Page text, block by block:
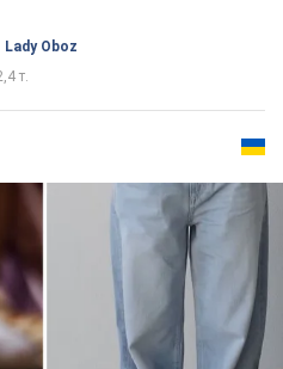
Lady Oboz
т.